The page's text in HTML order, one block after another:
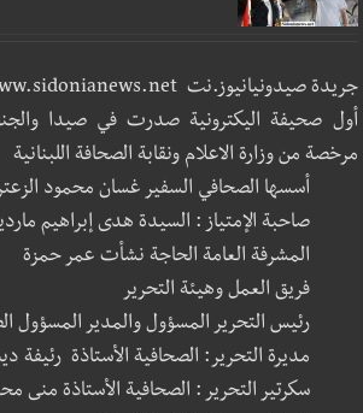
جريدة صيدونيانيوز.نت www.sidonianews.net
مرخصة من وزارة الاعلام ونقابة الصحافة اللبنانية
أسسها الصحافي السفير غسان محمود الزعتري
صاحبة الإمتياز : السيدة هدى إبراهيم
المشرفة العامة الحاجة نشأت عمر حمزة
فريق العمل وهيئة التحرير
رئيس التحرير المسؤول والمدير المسؤول
مديرة التحرير: الصحافية الأستاذة رئيفة
سكرتير التحرير : الصحافية الأستاذة منى